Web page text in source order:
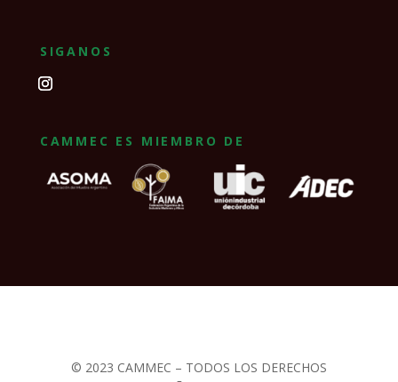
SIGANOS
CAMMEC ES MIEMBRO DE
© 2023 CAMMEC – TODOS LOS DERECHOS